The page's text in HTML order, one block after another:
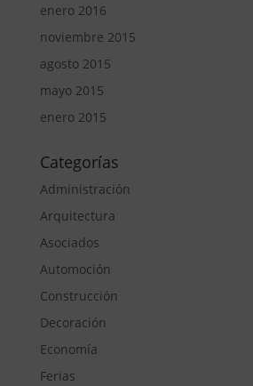
enero 2016
noviembre 2015
agosto 2015
mayo 2015
enero 2015
Categorías
Administración
Arquitectura
Asociados
Automoción
Construcción
Decoración
Economía
Ferias